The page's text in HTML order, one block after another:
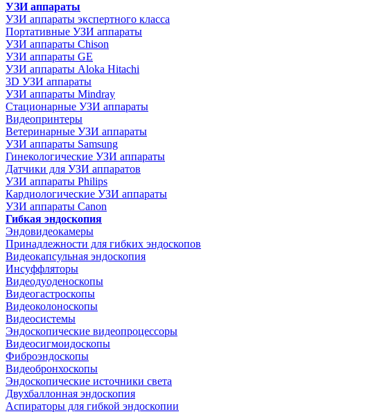
УЗИ аппараты
УЗИ аппараты экспертного класса
Портативные УЗИ аппараты
УЗИ аппараты Chison
УЗИ аппараты GE
УЗИ аппараты Aloka Hitachi
3D УЗИ аппараты
УЗИ аппараты Mindray
Стационарные УЗИ аппараты
Видеопринтеры
Ветеринарные УЗИ аппараты
УЗИ аппараты Samsung
Гинекологические УЗИ аппараты
Датчики для УЗИ аппаратов
УЗИ аппараты Philips
Кардиологические УЗИ аппараты
УЗИ аппараты Canon
Гибкая эндоскопия
Эндовидеокамеры
Принадлежности для гибких эндоскопов
Видеокапсульная эндоскопия
Инсуффляторы
Видеодуоденоскопы
Видеогастроскопы
Видеоколоноскопы
Видеосистемы
Эндоскопические видеопроцессоры
Видеосигмоидоскопы
Фиброэндоскопы
Видеобронхоскопы
Эндоскопические источники света
Двухбаллонная эндоскопия
Аспираторы для гибкой эндоскопии